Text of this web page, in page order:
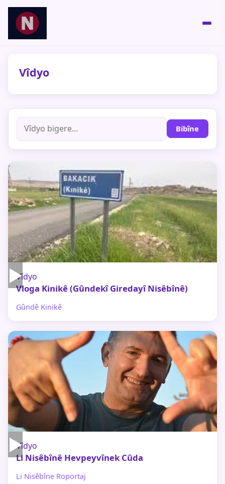
Vîdyo
Bibîne
▶Vîdyo
Vloga Kinikê (Gûndekî Giredayî Nisêbînê)
Gûndê Kinikê
▶Vîdyo
Li Nisêbînê Hevpeyvînek Cûda
Li Nisêbîne Roportaj